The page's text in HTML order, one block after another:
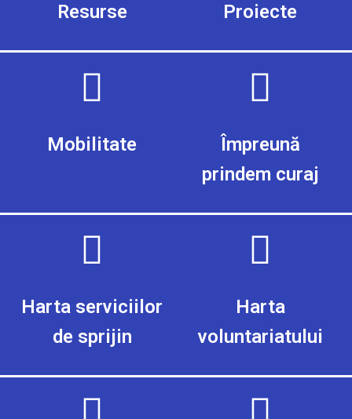
Resurse Proiecte
Mobilitate
Împreună
prindem curaj
Harta serviciilor
de sprijin
Harta
voluntariatului